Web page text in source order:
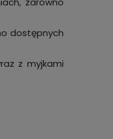
dostępnych
z myjkami